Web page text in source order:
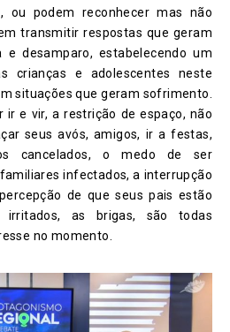
ou podem reconhecer mas não
transmitir respostas que geram
e desamparo, estabelecendo um
crianças e adolescentes neste
situações que geram sofrimento.
ir e vir, a restrição de espaço, não
seus avós, amigos, ir a festas,
cancelados, o medo de ser
infectados, a interrupção
de que seus pais estão
irritados, as brigas, são todas
no momento.